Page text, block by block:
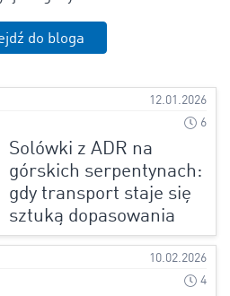
do bloga
12.01.2026
6
Solówki z ADR na
górskich serpentynach:
gdy transport staje się
sztuką dopasowania
10.02.2026
4